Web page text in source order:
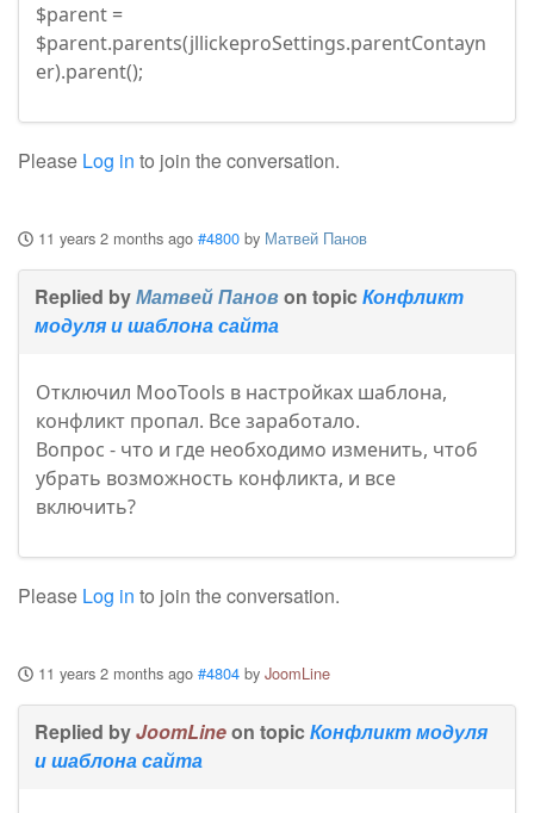
$parent =
$parent.parents(jllickeproSettings.parentContayn
er).parent();
Please Log in to join the conversation.
11 years 2 months ago #4800 by Матвей Панов
Replied byМатвей Пановon topic Конфликт
модуля и шаблона сайта
Отключил MooTools в настройках шаблона,
конфликт пропал. Все заработало.
Вопрос - что и где необходимо изменить, чтоб
убрать возможность конфликта, и все
включить?
Please Log in to join the conversation.
11 years 2 months ago #4804 by JoomLine
Replied byJoomLineon topic Конфликт модуля
и шаблона сайта